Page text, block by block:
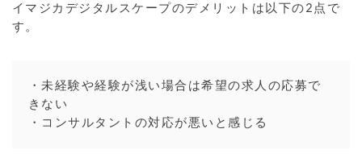
イマジカデジタルスケープのデメリットは以下の2点で
す。
・未経験や経験が浅い場合は希望の求人の応募で
きない
・コンサルタントの対応が悪いと感じる